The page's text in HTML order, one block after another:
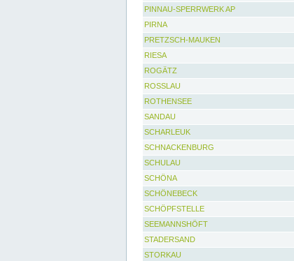
PINNAU-SPERRWERK AP
PIRNA
PRETZSCH-MAUKEN
RIESA
ROGÄTZ
ROSSLAU
ROTHENSEE
SANDAU
SCHARLEUK
SCHNACKENBURG
SCHULAU
SCHÖNA
SCHÖNEBECK
SCHÖPFSTELLE
SEEMANNSHÖFT
STADERSAND
STORKAU